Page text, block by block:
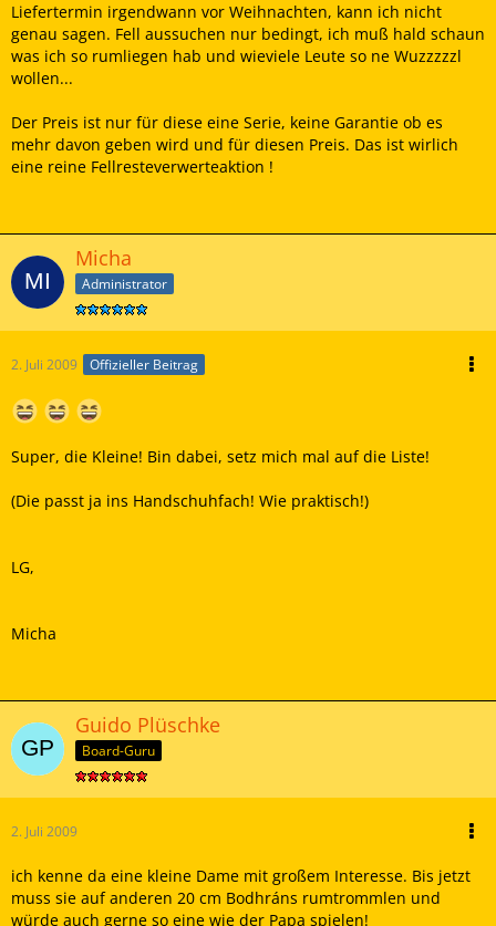
Liefertermin irgendwann vor Weihnachten, kann ich nicht
genau sagen. Fell aussuchen nur bedingt, ich muß hald schaun
was ich so rumliegen hab und wieviele Leute so ne Wuzzzzzl
wollen...
Der Preis ist nur für diese eine Serie, keine Garantie ob es
mehr davon geben wird und für diesen Preis. Das ist wirlich
eine reine Fellresteverwerteaktion !
Micha
Administrator
2. Juli 2009 Offizieller Beitrag
Super, die Kleine! Bin dabei, setz mich mal auf die Liste!
(Die passt ja ins Handschuhfach! Wie praktisch!)
LG,
Micha
Guido Plüschke
Board-Guru
2. Juli 2009
ich kenne da eine kleine Dame mit großem Interesse. Bis jetzt
muss sie auf anderen 20 cm Bodhráns rumtrommlen und
würde auch gerne so eine wie der Papa spielen!